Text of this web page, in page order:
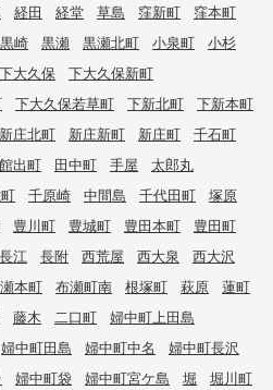
経田 経堂 草島 窪新町
窪本町
黒崎 黒瀬 黒瀬北町 小泉町
小杉
下大久保
下大久保新町
下大久保若草町 下新北町
下新本町
新庄北町 新庄新町 新庄町
千石町
館出町 田中町 手屋
太郎丸
千原崎 中間島 千代田町
塚原
豊川町 豊城町 豊田本町
豊田町
長江 長附 西荒屋 西大泉
西大沢
本町 布瀬町南 根塚町 萩原
蓮町
藤木 二口町
婦中町上田島
婦中町田島 婦中町中名
婦中町長沢
婦中町袋 婦中町宮ケ島 堀
堀川町